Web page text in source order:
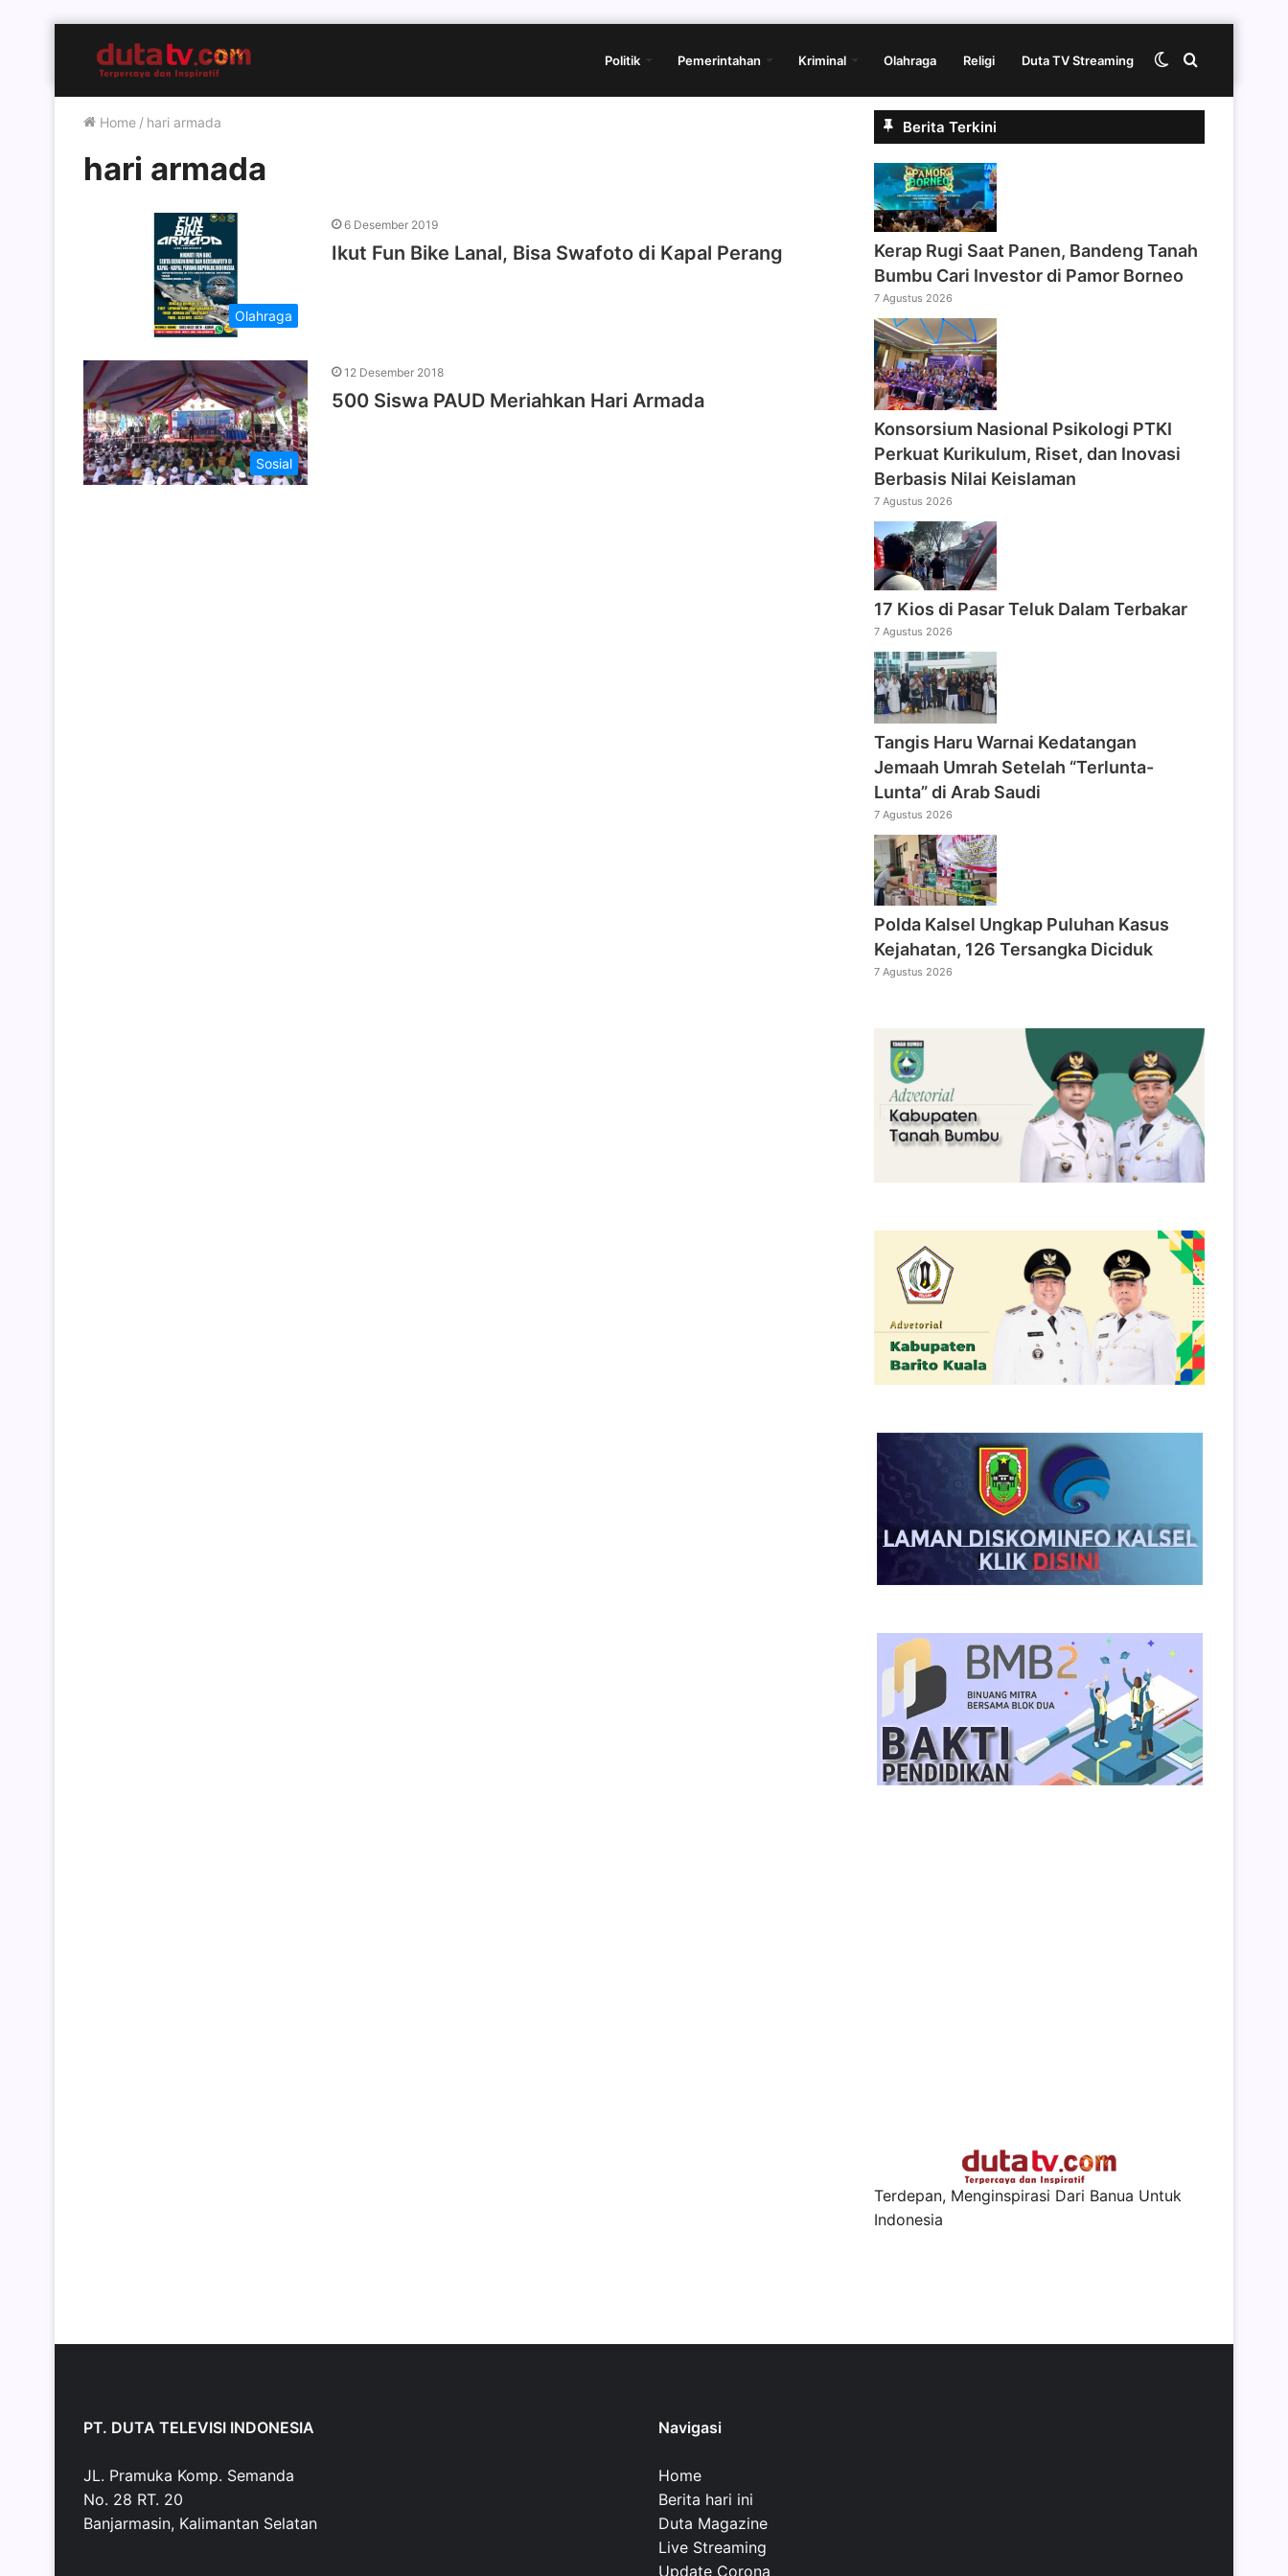
Politik Pemerintahan Kriminal Olahraga Religi Duta TV Streaming Cari
Switch
Home / hari armada
hari armada
Olahraga
6 Desember 2019
Ikut Fun Bike Lanal, Bisa Swafoto di Kapal Perang
Sosial
12 Desember 2018
500 Siswa PAUD Meriahkan Hari Armada
Berita Terkini
Kerap Rugi Saat Panen, Bandeng Tanah
Bumbu Cari Investor di Pamor Borneo
7 Agustus 2026
Konsorsium Nasional Psikologi PTKI
Perkuat Kurikulum, Riset, dan Inovasi
Berbasis Nilai Keislaman
7 Agustus 2026
17 Kios di Pasar Teluk Dalam Terbakar
7 Agustus 2026
Tangis Haru Warnai Kedatangan
Jemaah Umrah Setelah “Terlunta-
Lunta” di Arab Saudi
7 Agustus 2026
Polda Kalsel Ungkap Puluhan Kasus
Kejahatan, 126 Tersangka Diciduk
7 Agustus 2026
Terdepan, Menginspirasi Dari Banua Untuk
Indonesia
PT. DUTA TELEVISI INDONESIA
JL. Pramuka Komp. Semanda
No. 28 RT. 20
Banjarmasin, Kalimantan Selatan
Navigasi
Home
Berita hari ini
Duta Magazine
Live Streaming
Update Corona